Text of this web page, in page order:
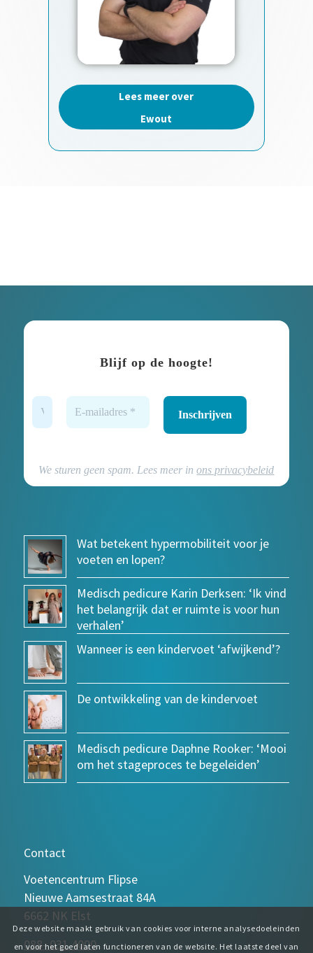
Lees meer over
Ewout
Blijf op de hoogte!
We sturen geen spam. Lees meer inons privacybeleid
Wat betekent hypermobiliteit voor je
voeten en lopen?
Medisch pedicure Karin Derksen: ‘Ik vind
het belangrijk dat er ruimte is voor hun
verhalen’
Wanneer is een kindervoet ‘afwijkend’?
De ontwikkeling van de kindervoet
Medisch pedicure Daphne Rooker: ‘Mooi
om het stageproces te begeleiden’
Contact
Voetencentrum Flipse
Nieuwe Aamsestraat 84A
6662 NK Elst
088- 031 4000
Deze website maakt gebruik van cookies voor interne analysedoeleinden
en voor het goed laten functioneren van de website. Het laatste deel van